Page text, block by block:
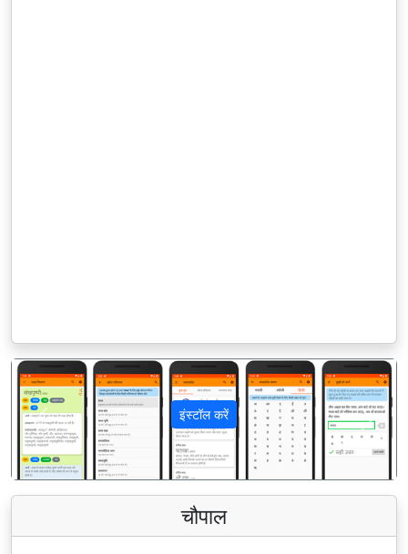
इंस्टॉल करें
पिछला अगला
चौपाल